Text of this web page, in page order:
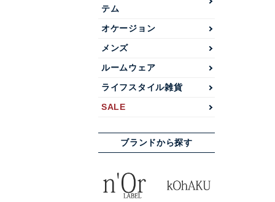
テム
オケージョン
メンズ
ルームウェア
ライフスタイル雑貨
SALE
ブランドから探す